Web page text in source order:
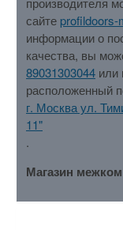
сайте profildoors-
информации о
качества, вы
89031303044 или
расположенный
г. Москва ул.
11"
.
Магазин